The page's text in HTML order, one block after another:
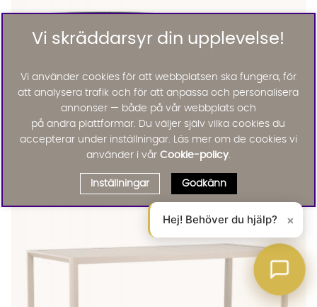
Wikholm Form
ALIMA Kruka 2-set L Svartmelerad
Vi skräddarsyr din upplevelse!
Vi använder cookies för att webbplatsen ska fungera, för
att analysera trafik och för att anpassa och personalisera
annonser — både på vår webbplats och
på andra plattformar. Du väljer själv vilka cookies du
accepterar under inställningar. Läs mer om de cookies vi
använder i vår Cookie-policy.
Inställningar Godkänn
Hej! Behöver du hjälp? ×